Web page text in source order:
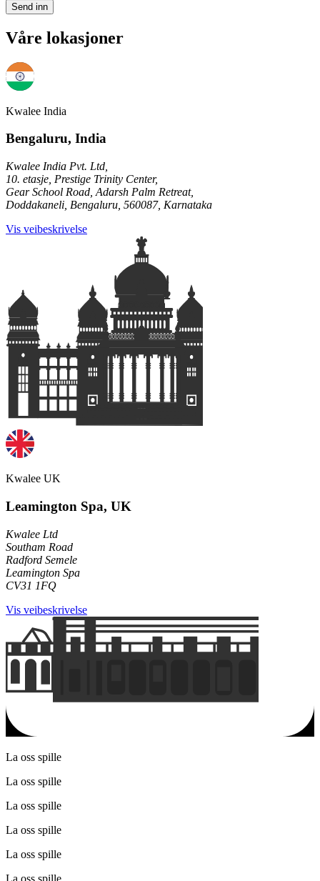
Send inn
Våre lokasjoner
Kwalee India
Bengaluru, India
Kwalee India Pvt. Ltd,
10. etasje, Prestige Trinity Center,
Gear School Road, Adarsh Palm Retreat,
Doddakaneli, Bengaluru, 560087, Karnataka
Vis veibeskrivelse
Kwalee UK
Leamington Spa, UK
Kwalee Ltd
Southam Road
Radford Semele
Leamington Spa
CV31 1FQ
Vis veibeskrivelse
La oss spille
La oss spille
La oss spille
La oss spille
La oss spille